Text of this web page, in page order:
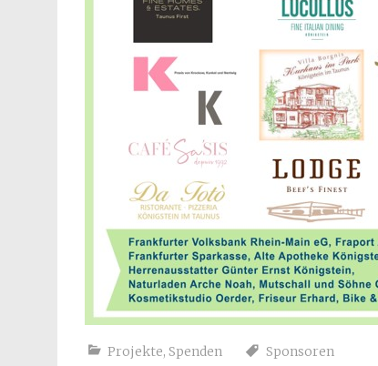
Projekte, Spenden Sponsoren